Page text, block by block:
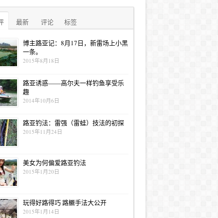
最新 评论 标签
博主路亚记：8月17日，新雷场上小黑
一条。
2015年8月18日
路亚诱惑——高尔夫一样钓鱼享受乐
趣
2014年10月6日
路亚钓法：雷强（雷蛙）技法的初探
2015年11月24日
美女为何偏爱路亚钓法
2015年1月20日
玩得好路得巧 路鳜手法大公开
2015年1月14日